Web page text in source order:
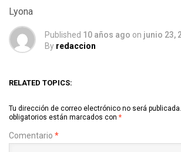
Lyona
Published 10 años ago on junio 23,
By redaccion
RELATED TOPICS:
Tu dirección de correo electrónico no será publicada.
obligatorios están marcados con *
Comentario *